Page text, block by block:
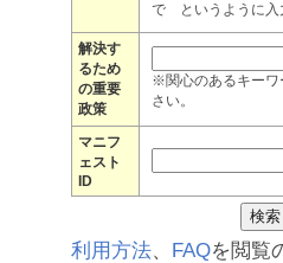
で というように入
解決す
るため
の重要
政策
※関心のあるキーワ
さい。
マニフ
ェスト
ID
利用方法、 FAQを閲覧